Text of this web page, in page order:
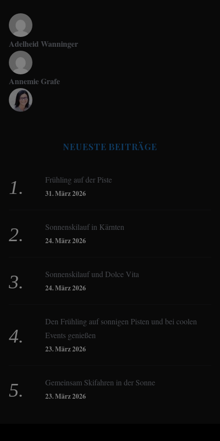
Adelheid Wanninger
Annemie Grafe
Birgit Werner
Christoph Schrahe
Derk Hoberg
Dominique Schroller
NEUESTE BEITRÄGE
Frühling auf der Piste
31. März 2026
Sonnenskilauf in Kärnten
24. März 2026
Sonnenskilauf und Dolce Vita
24. März 2026
Den Frühling auf sonnigen Pisten und bei coolen
Events genießen
23. März 2026
Gemeinsam Skifahren in der Sonne
23. März 2026